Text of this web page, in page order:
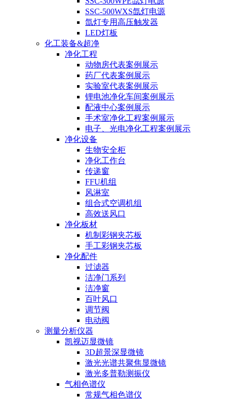
SSC-500WXS氙灯电源
氙灯专用高压触发器
LED灯板
化工装备&超净
净化工程
动物房代表案例展示
药厂代表案例展示
实验室代表案例展示
锂电池净化车间案例展示
配液中心案例展示
手术室净化工程案例展示
电子、光电净化工程案例展示
净化设备
生物安全柜
净化工作台
传递窗
FFU机组
风淋室
组合式空调机组
高效送风口
净化板材
机制彩钢夹芯板
手工彩钢夹芯板
净化配件
过滤器
洁净门系列
洁净窗
百叶风口
调节阀
电动阀
测量分析仪器
凯视迈显微镜
3D超景深显微镜
激光光谱共聚焦显微镜
激光多普勒测振仪
气相色谱仪
常规气相色谱仪